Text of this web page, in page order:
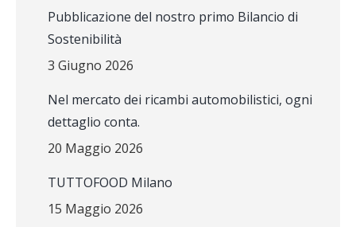
Pubblicazione del nostro primo Bilancio di
Sostenibilità
3 Giugno 2026
Nel mercato dei ricambi automobilistici, ogni
dettaglio conta.
20 Maggio 2026
TUTTOFOOD Milano
15 Maggio 2026